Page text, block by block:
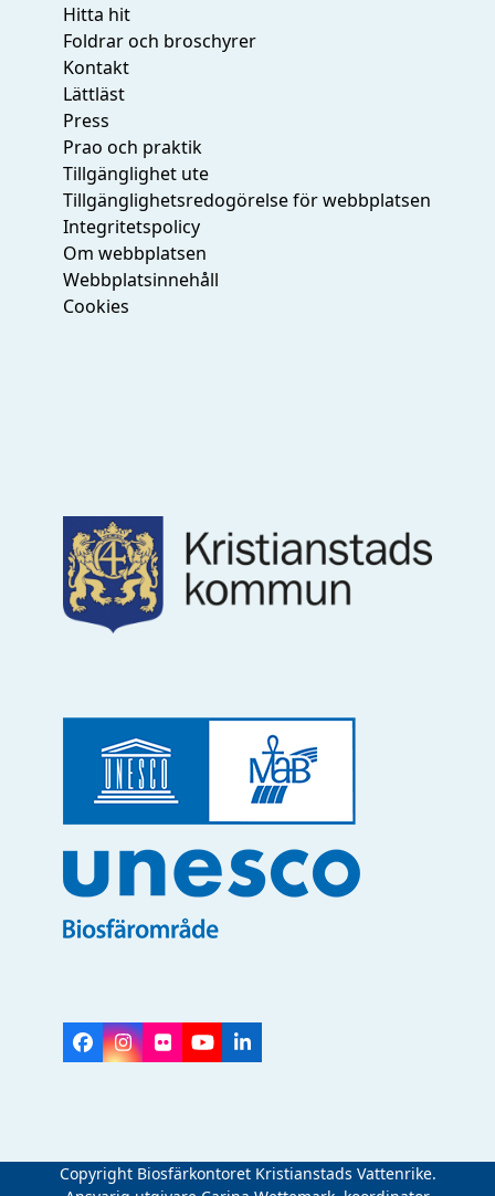
Hitta hit
Foldrar och broschyrer
Kontakt
Lättläst
Press
Prao och praktik
Tillgänglighet ute
Tillgänglighetsredogörelse för webbplatsen
Integritetspolicy
Om webbplatsen
Webbplatsinnehåll
Cookies
Facebook
Instagram
FlickrYouTubeLinkedIn
Copyright Biosfärkontoret Kristianstads Vattenrike.